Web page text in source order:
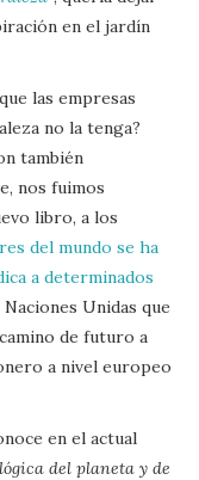
en el jardín
las empresas
no la tenga?
también
nos fuimos
libro, a los
del mundo se ha
a determinados
Unidas que
de futuro a
a nivel europeo
en el actual
del planeta y de